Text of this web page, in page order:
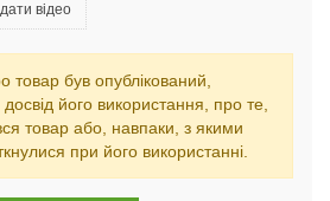
відео
товар був опублікований,
досвід його використання, про те,
товар або, навпаки, з якими
при його використанні.